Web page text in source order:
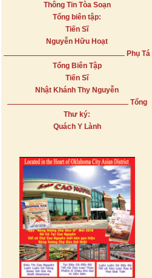
Thông Tin Tòa Soạn
Tổng biên tập:
Tiến Sĩ
Nguyễn Hữu Hoạt
Phụ Tá
Tổng Biên Tập
Tiến Sĩ
Nhật Khánh Thy Nguyễn
Tổng
Thư ký:
Quách Y Lành